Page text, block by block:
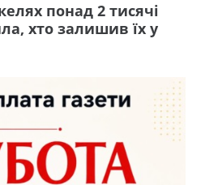
понад 2 тисячі
хто залишив їх у